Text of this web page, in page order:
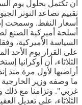
أن تكتمل بحلول يوم
تقييم تصاعد التوتر
أسعار النفط. وسمحت
أسلحة أميركية
السياسة الأميركية،
على القرار يوم الأحد
الثلاثاء، أن أوكرانيا
ما وصفه وزير
غربي". وتزامنا مع ذلك
الثلاثاء، على تعديل